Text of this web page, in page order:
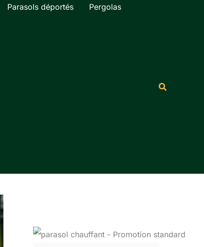
Parasols déportés
Pergolas
Rechercher